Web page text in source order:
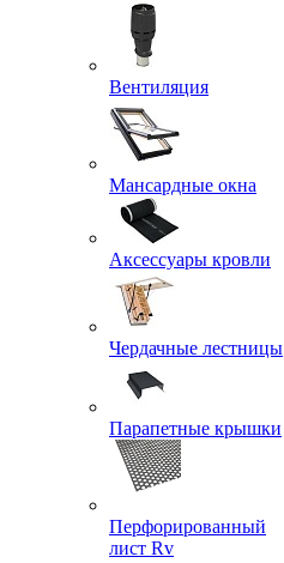
Вентиляция
Мансардные окна
Аксессуары кровли
Чердачные лестницы
Парапетные крышки
Перфорированный
лист Rv